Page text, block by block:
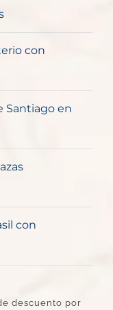
con
Santiago en
con
descuento por